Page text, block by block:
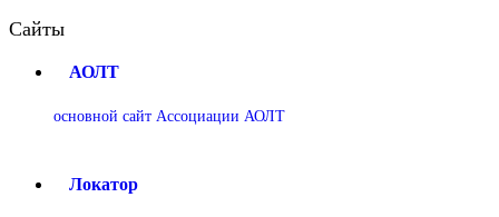
Сайты
АОЛТ
основной сайт Ассоциации АОЛТ
Локатор